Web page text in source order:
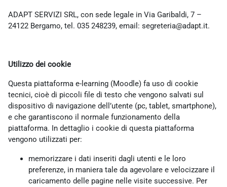
ADAPT SERVIZI SRL, con sede legale in Via Garibaldi, 7 –
24122 Bergamo, tel. 035 248239, email: segreteria@adapt.it.
Utilizzo dei cookie
Questa piattaforma e-learning (Moodle) fa uso di cookie
tecnici, cioè di piccoli file di testo che vengono salvati sul
dispositivo di navigazione dell’utente (pc, tablet, smartphone),
e che garantiscono il normale funzionamento della
piattaforma. In dettaglio i cookie di questa piattaforma
vengono utilizzati per:
memorizzare i dati inseriti dagli utenti e le loro
preferenze, in maniera tale da agevolare e velocizzare il
caricamento delle pagine nelle visite successive. Per